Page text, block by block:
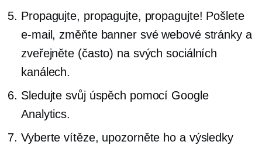
Propagujte, propagujte, propagujte! Pošlete
e-mail, změňte banner své webové stránky a
zveřejněte (často) na svých sociálních
kanálech.
Sledujte svůj úspěch pomocí Google
Analytics.
Vyberte vítěze, upozorněte ho a výsledky